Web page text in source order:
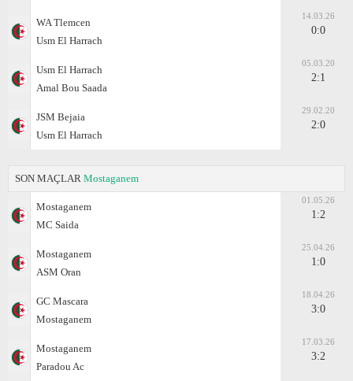
WA Tlemcen
Usm El Harrach
14.03.26
0:0
Usm El Harrach
Amal Bou Saada
05.03.20
2:1
JSM Bejaia
Usm El Harrach
29.02.20
2:0
SON MAÇLAR Mostaganem
Mostaganem
MC Saida
01.05.26
1:2
Mostaganem
ASM Oran
25.04.26
1:0
GC Mascara
Mostaganem
18.04.26
3:0
Mostaganem
Paradou Ac
17.03.26
3:2